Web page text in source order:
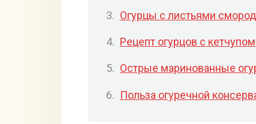
Огурцы с листьями
Рецепт огурцов с кетчупом
Острые маринованные
Польза огуречной